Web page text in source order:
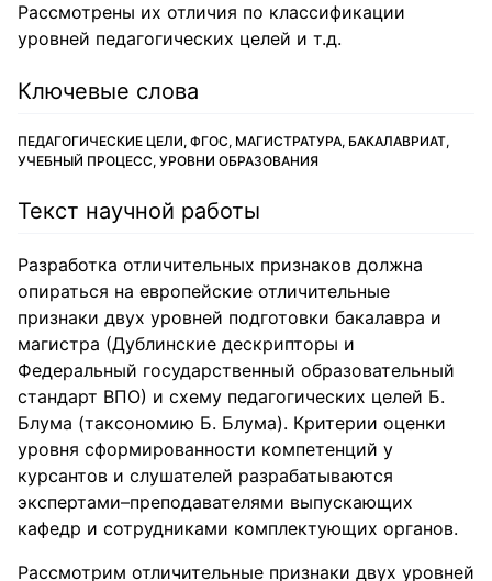
Рассмотрены их отличия по классификации
уровней педагогических целей и т.д.
Ключевые слова
ПЕДАГОГИЧЕСКИЕ ЦЕЛИ, ФГОС, МАГИСТРАТУРА, БАКАЛАВРИАТ,
УЧЕБНЫЙ ПРОЦЕСС, УРОВНИ ОБРАЗОВАНИЯ
Текст научной работы
Разработка отличительных признаков должна
опираться на европейские отличительные
признаки двух уровней подготовки бакалавра и
магистра (Дублинские дескрипторы и
Федеральный государственный образовательный
стандарт ВПО) и схему педагогических целей Б.
Блума (таксономию Б. Блума). Критерии оценки
уровня сформированности компетенций у
курсантов и слушателей разрабатываются
экспертами–преподавателями выпускающих
кафедр и сотрудниками комплектующих органов.
Рассмотрим отличительные признаки двух уровней